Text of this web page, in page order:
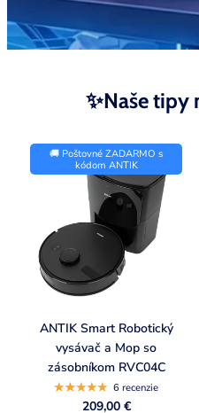
✨Naše tipy
🚚 Poštovné ZADARMO s
kódom ANTIK
ANTIK Smart Robotický
vysávač a Mop so
zásobníkom RVC04C
6 recenzie
209,00 €